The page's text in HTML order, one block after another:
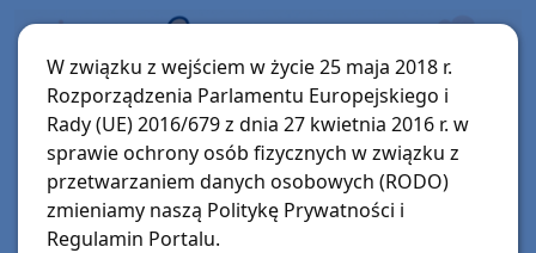
W związku z wejściem w życie 25 maja 2018 r.
Rozporządzenia Parlamentu Europejskiego i
Rady (UE) 2016/679 z dnia 27 kwietnia 2016 r. w
sprawie ochrony osób fizycznych w związku z
przetwarzaniem danych osobowych (RODO)
zmieniamy naszą Politykę Prywatności i
Regulamin Portalu.